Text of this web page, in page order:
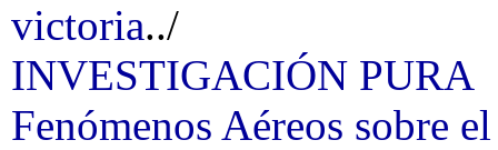
victoria../
INVESTIGACIÓN PURA
Fenómenos Aéreos sobre